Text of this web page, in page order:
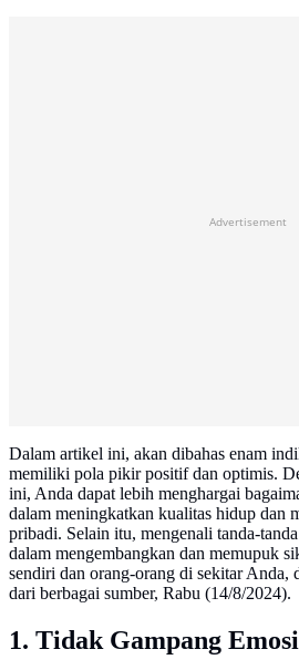
Advertisement
Dalam artikel ini, akan dibahas enam
memiliki pola pikir positif dan optimis.
ini, Anda dapat lebih menghargai
dalam meningkatkan kualitas hidup dan
pribadi. Selain itu, mengenali tanda-
dalam mengembangkan dan memupuk
sendiri dan orang-orang di sekitar
dari berbagai sumber, Rabu (14/8/2024).
1. Tidak Gampang